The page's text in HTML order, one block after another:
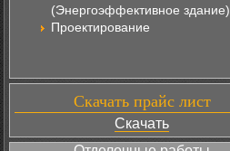
(Энергоэффективное здание)
Проектирование
Скачать прайс лист
Скачать